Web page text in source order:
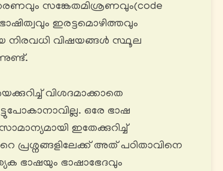
സങ്കേതമിശ്രണവും(code
ഇരട്ടമൊഴിത്തവും
നിരവധി വിഷയങ്ങൾ സ്ഥൂല
വിശദമാക്കാതെ
ഒരേ ഭാഷ
ഇതേക്കുറിച്ച്
പ്രശ്നങ്ങളിലേക്ക് അത് പഠിതാവിനെ
ഭാഷയും ഭാഷാഭേദവും